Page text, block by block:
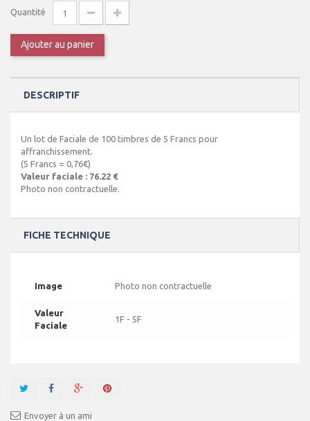
Quantité
Ajouter au panier
DESCRIPTIF
Un lot de Faciale de 100 timbres de 5 Francs pour
affranchissement.
(5 Francs = 0,76€)
Valeur faciale : 76.22 €
Photo non contractuelle.
FICHE TECHNIQUE
Image Photo non contractuelle
Valeur
Faciale
1F - 5F
Envoyer à un ami